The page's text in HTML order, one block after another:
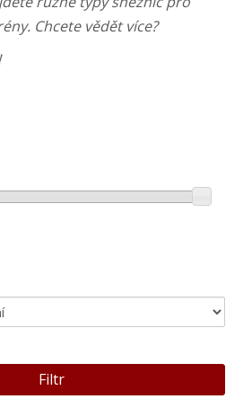
Chcete vědět více?
Filtr